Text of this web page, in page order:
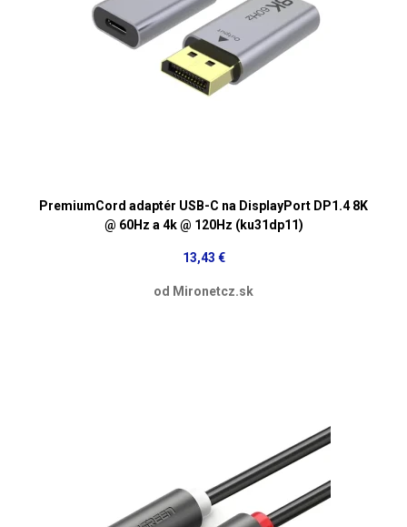
PremiumCord adaptér USB-C na DisplayPort DP1.4 8K
@ 60Hz a 4k @ 120Hz (ku31dp11)
13,43 €
od Mironetcz.sk